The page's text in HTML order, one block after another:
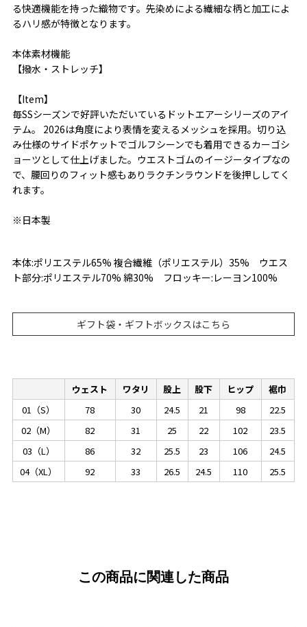
る快適機能を持った織物です。先染めによる繊細な柄と加工によ
るハリ感が特徴となります。
本体素材機能
【撥水・ストレッチ】
【Item】
毎SSシーズンで好評いただいているドットエアーシリーズのアイ
テム。 2026は角度により表情を変えるメッシュを採用。切り込
み仕様のサイドポケットでゴルフシーンでも着用できるカーゴシ
ョーツとして仕上げました。ウエストゴムのイージータイプなの
で、腰回りのフィット感もありラクチンラウンドを後押ししてく
れます。
※日本製
本体:ポリエステル65% 複合繊維（ポリエステル）35% ウエス
ト部分:ポリエステル70% 綿30% フロッキー:レーヨン100%
ギフト袋・ギフトボックスはこちら
ウェスト ワタリ 股上 股下 ヒップ
裾巾
01（S）
78 30 24.5 21 98
22.5
02（M）
82 31 25 22 102
23.5
03（L）
86 32 25.5 23 106
24.5
04（XL）
92 33 26.5 24.5 110 25.5
この商品に関連した商品